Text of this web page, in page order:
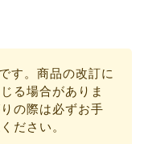
す。商品の改訂に
る場合がありま
の際は必ずお手
ださい。